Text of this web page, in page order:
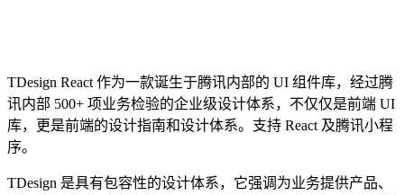
TDesign React 作为一款诞生于腾讯内部的 UI 组件库，经过腾
讯内部 500+ 项业务检验的企业级设计体系，不仅仅是前端 UI
库，更是前端的设计指南和设计体系。支持 React 及腾讯小程
序。
TDesign 是具有包容性的设计体系，它强调为业务提供产品、